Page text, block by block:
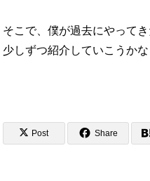
そこで、僕が過去にやって
少しずつ紹介していこうかな
Post Share